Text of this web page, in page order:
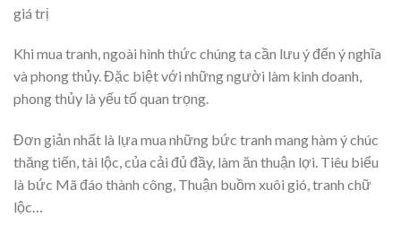
giá trị
Khi mua tranh, ngoài hình thức chúng ta cần lưu ý đến ý nghĩa
và phong thủy. Đặc biệt với những người làm kinh doanh,
phong thủy là yếu tố quan trọng.
Đơn giản nhất là lựa mua những bức tranh mang hàm ý chúc
thăng tiến, tài lộc, của cải đủ đầy, làm ăn thuận lợi. Tiêu biểu
là bức Mã đáo thành công, Thuận buồm xuôi gió, tranh chữ
lộc…